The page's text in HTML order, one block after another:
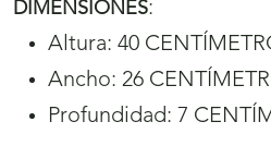
DIMENSIONES:
Altura: 40
Ancho: 26
Profundidad: 7